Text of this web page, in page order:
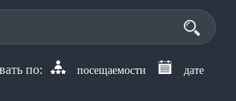
дате
посещаемости